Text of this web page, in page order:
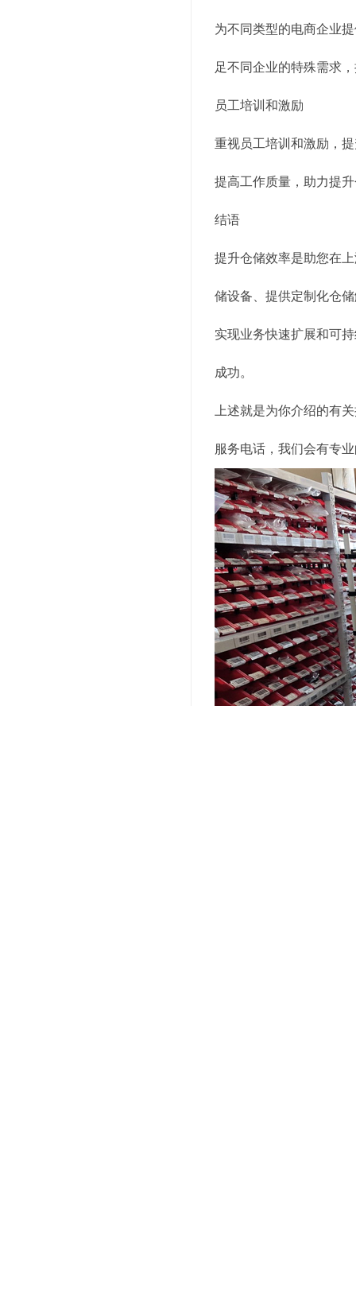
为不同类型的电商企业
足不同企业的特殊需求
员工培训和激励
重视员工培训和激励，
提高工作质量，助力提
结语
提升仓储效率是助您在
储设备、提供定制化仓
实现业务快速扩展和可
成功。
上述就是为你介绍的有
服务电话，我们会有专